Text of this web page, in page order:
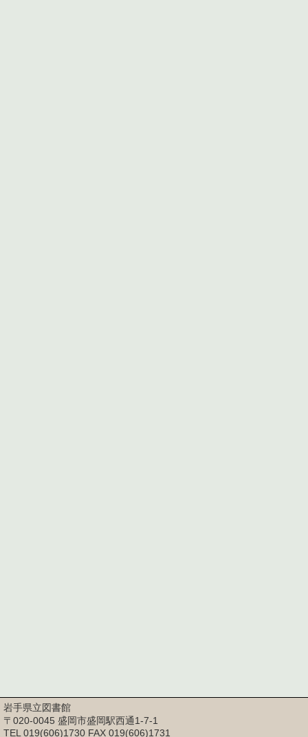
岩手県立図書館
〒020-0045 盛岡市盛岡駅西通1-7-1
TEL 019(606)1730 FAX 019(606)1731